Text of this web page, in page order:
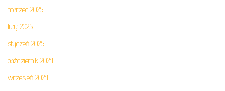
marzec 2025
luty 2025
styczeń 2025
październik 2024
wrzesień 2024